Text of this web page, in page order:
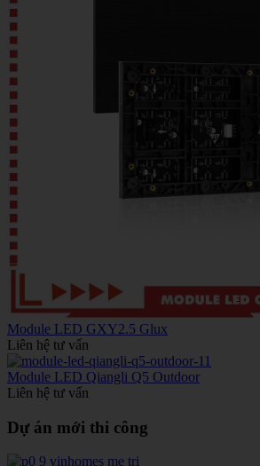
Module LED GXY2.5 Glux
Liên hệ tư vấn
Module LED Qiangli Q5 Outdoor
Liên hệ tư vấn
Dự án mới thi công